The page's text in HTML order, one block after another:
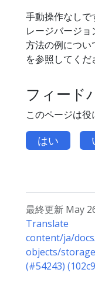
手動操作なしで
レージバージ
方法の例につい
を参照してくだ
フィード
このページは役
はい
最終更新 May
Translate
content/ja/
objects/
(#54243)